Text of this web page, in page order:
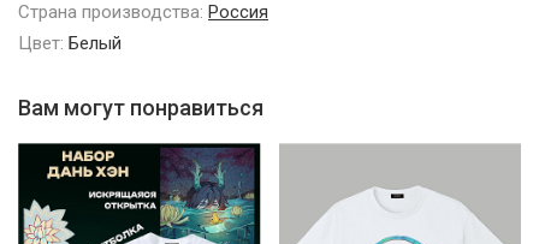
Страна производства: Россия
Цвет: Белый
Вам могут понравиться